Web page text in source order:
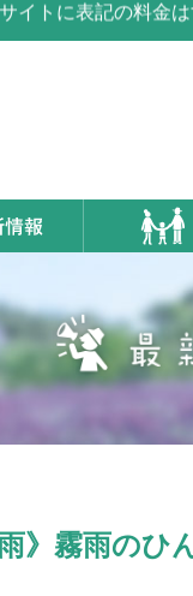
里温泉『牧華』は12
里温泉『牧華』は
》霧雨のひ